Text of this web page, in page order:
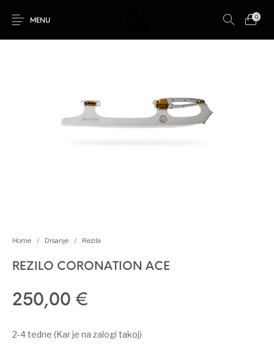
MENU
0
Home / Drsanje / Rezila
REZILO CORONATION ACE
250,00€
2-4 tedne (Kar je na zalogi takoj)